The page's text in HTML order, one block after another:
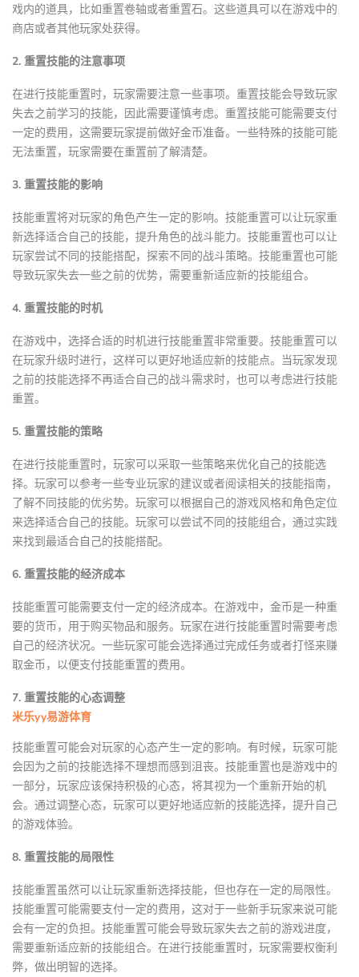
戏内的道具，比如重置卷轴或者重置石。这些道具可以在游戏中的
商店或者其他玩家处获得。
2. 重置技能的注意事项
在进行技能重置时，玩家需要注意一些事项。重置技能会导致玩家
失去之前学习的技能，因此需要谨慎考虑。重置技能可能需要支付
一定的费用，这需要玩家提前做好金币准备。一些特殊的技能可能
无法重置，玩家需要在重置前了解清楚。
3. 重置技能的影响
技能重置将对玩家的角色产生一定的影响。技能重置可以让玩家重
新选择适合自己的技能，提升角色的战斗能力。技能重置也可以让
玩家尝试不同的技能搭配，探索不同的战斗策略。技能重置也可能
导致玩家失去一些之前的优势，需要重新适应新的技能组合。
4. 重置技能的时机
在游戏中，选择合适的时机进行技能重置非常重要。技能重置可以
在玩家升级时进行，这样可以更好地适应新的技能点。当玩家发现
之前的技能选择不再适合自己的战斗需求时，也可以考虑进行技能
重置。
5. 重置技能的策略
在进行技能重置时，玩家可以采取一些策略来优化自己的技能选
择。玩家可以参考一些专业玩家的建议或者阅读相关的技能指南，
了解不同技能的优劣势。玩家可以根据自己的游戏风格和角色定位
来选择适合自己的技能。玩家可以尝试不同的技能组合，通过实践
来找到最适合自己的技能搭配。
6. 重置技能的经济成本
技能重置可能需要支付一定的经济成本。在游戏中，金币是一种重
要的货币，用于购买物品和服务。玩家在进行技能重置时需要考虑
自己的经济状况。一些玩家可能会选择通过完成任务或者打怪来赚
取金币，以便支付技能重置的费用。
7. 重置技能的心态调整
米乐yy易游体育
技能重置可能会对玩家的心态产生一定的影响。有时候，玩家可能
会因为之前的技能选择不理想而感到沮丧。技能重置也是游戏中的
一部分，玩家应该保持积极的心态，将其视为一个重新开始的机
会。通过调整心态，玩家可以更好地适应新的技能选择，提升自己
的游戏体验。
8. 重置技能的局限性
技能重置虽然可以让玩家重新选择技能，但也存在一定的局限性。
技能重置可能需要支付一定的费用，这对于一些新手玩家来说可能
会有一定的负担。技能重置可能会导致玩家失去之前的游戏进度，
需要重新适应新的技能组合。在进行技能重置时，玩家需要权衡利
弊，做出明智的选择。